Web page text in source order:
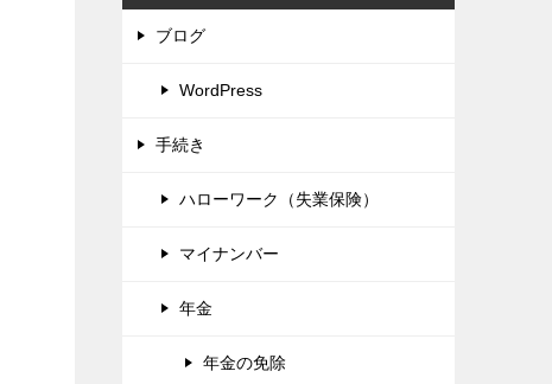
ブログ
WordPress
手続き
ハローワーク（失業保険）
マイナンバー
年金
年金の免除